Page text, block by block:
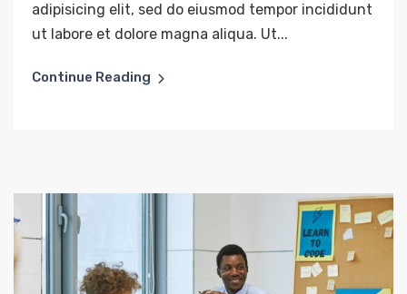
adipisicing elit, sed do eiusmod tempor incididunt
ut labore et dolore magna aliqua. Ut...
Continue Reading